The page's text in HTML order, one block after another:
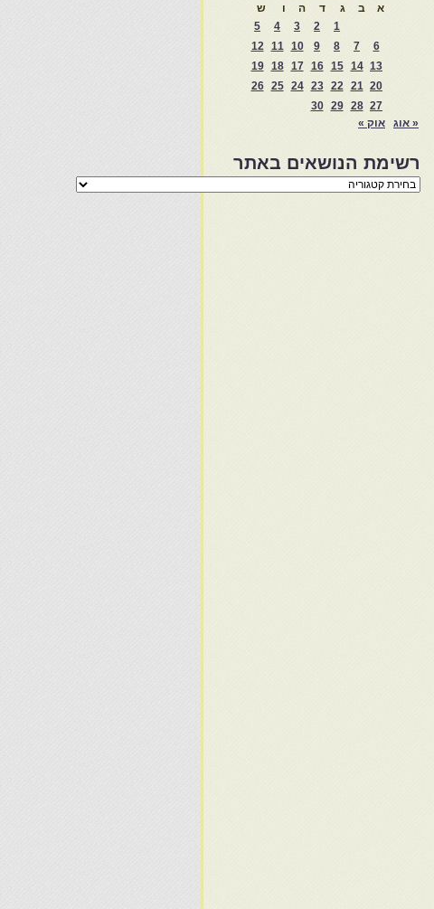
א
ב ג ד ה ו
ש
1
2
3
4
5
6
7
8
9
10
11
12
13
14
15
16
17
18
19
20
21
22
23
24
25
26
27
28
29
30
« אוג
אוק »
רשימת הנושאים באתר
רשימת
הנושאים